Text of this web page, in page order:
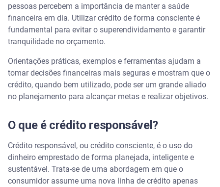
Como usar o crédito de forma responsável e
consciente?
Quais são os tipos de crédito disponíveis no
mercado?
Como evitar o endividamento com cartão de crédito
e empréstimos?
Assista | Como organizar as finanças e como usar
Como usar o Serasa Crédito para tomar decisões
responsáveis?
pessoas percebem a importância de manter a saúde
financeira em dia. Utilizar crédito de forma consciente é
fundamental para evitar o superendividamento e garantir
tranquilidade no orçamento.
Orientações práticas, exemplos e ferramentas ajudam a
tomar decisões financeiras mais seguras e mostram que o
crédito, quando bem utilizado, pode ser um grande aliado
no planejamento para alcançar metas e realizar objetivos.
O que é crédito responsável?
Crédito responsável, ou crédito consciente, é o uso do
dinheiro emprestado de forma planejada, inteligente e
sustentável. Trata-se de uma abordagem em que o
consumidor assume uma nova linha de crédito apenas